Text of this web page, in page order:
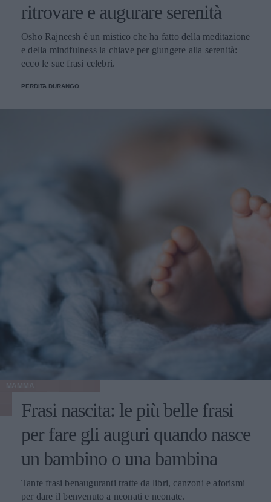
ritrovare e augurare serenità
Osho Rajneesh è un mistico che ha fatto della meditazione
e della mindfulness la chiave per giungere alla serenità:
ecco le sue frasi celebri.
PERDITA DURANGO
Frasi nascita: le più belle frasi
per fare gli auguri quando nasce
un bambino o una bambina
Tante frasi benauguranti tratte da libri, canzoni e aforismi
per dare il benvenuto a neonati e neonate.